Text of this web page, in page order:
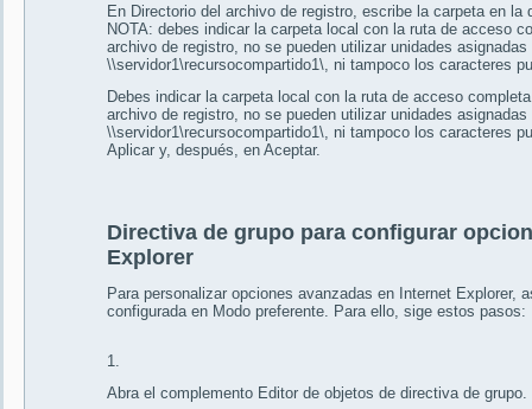
En Directorio del archivo de registro, escribe la carpeta en la
NOTA: debes indicar la carpeta local con la ruta de acceso
archivo de registro, no se pueden utilizar unidades
\\servidor1\recursocompartido1\, ni tampoco los caracteres
Debes indicar la carpeta local con la ruta de acceso
archivo de registro, no se pueden utilizar unidades
\\servidor1\recursocompartido1\, ni tampoco los caracteres
Aplicar y, después, en Aceptar.
Directiva de grupo para configurar
Explorer
Para personalizar opciones avanzadas en Internet Explorer,
configurada en Modo preferente. Para ello, sige estos pasos:
1.
Abra el complemento Editor de objetos de directiva de grupo.